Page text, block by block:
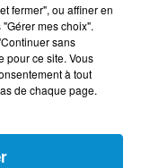
26
fermer", ou affiner en
mes choix".
sans
pour ce site. Vous
à tout
de chaque page.